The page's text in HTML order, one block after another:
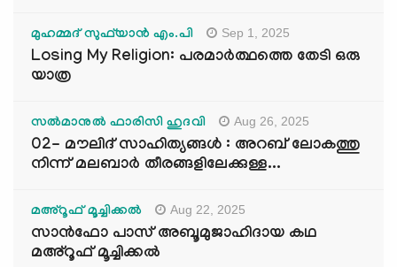
മുഹമ്മദ് സുഫ്‌യാൻ എം.പി Sep 1, 2025
Losing My Religion: പരമാർത്ഥത്തെ തേടി ഒരു
യാത്ര
സൽമാനുൽ ഫാരിസി ഹുദവി Aug 26, 2025
02- മൗലിദ് സാഹിത്യങ്ങൾ : അറബ് ലോകത്തു
നിന്ന് മലബാർ തീരങ്ങളിലേക്കുള്ള...
മഅ്റൂഫ് മൂച്ചിക്കല്‍ Aug 22, 2025
സാൻഫോ പാസ് അബൂമുജാഹിദായ കഥ
മഅ്റൂഫ് മൂച്ചിക്കല്‍